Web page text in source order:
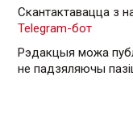
Скантактавацца з
Telegram-бот
Рэдакцыя можа
не падзяляючы